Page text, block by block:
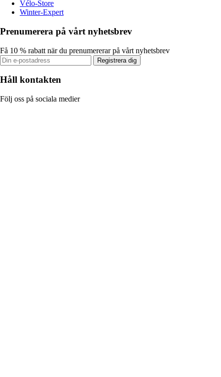
Vélo-Store
Winter-Expert
Prenumerera på vårt nyhetsbrev
Få 10 % rabatt när du prenumererar på vårt nyhetsbrev
Registrera dig
Håll kontakten
Följ oss på sociala medier